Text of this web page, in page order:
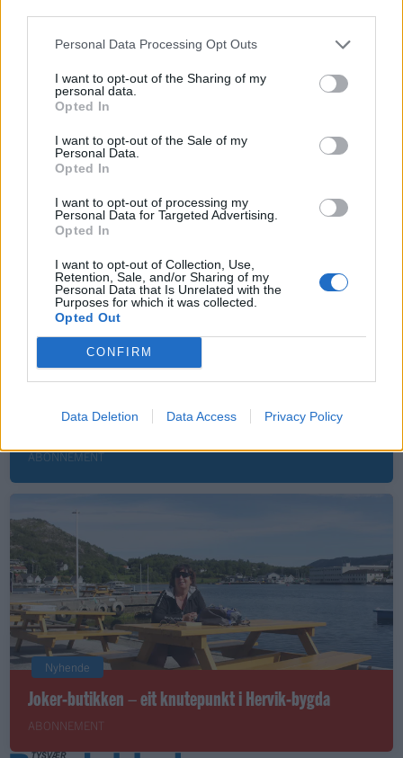
Personal Data Processing Opt Outs
I want to opt-out of the Sharing of my
personal data.
Opted In
I want to opt-out of the Sale of my
Personal Data.
Opted In
I want to opt-out of processing my
Personal Data for Targeted Advertising.
Opted In
I want to opt-out of Collection, Use,
Retention, Sale, and/or Sharing of my
Personal Data that Is Unrelated with the
Purposes for which it was collected.
Opted Out
CONFIRM
Data Deletion Data Access Privacy Policy
Sommerpraten
– Finner roen på hytta
ABONNEMENT
– Jeg liker folk som har det kjekt og skryter og er
fornøyd
ABONNEMENT
Nyhende
Joker-butikken – eit knutepunkt i Hervik-bygda
ABONNEMENT